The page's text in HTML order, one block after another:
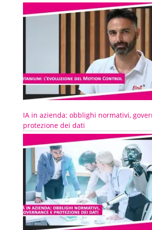
IA in azienda: obblighi normativi,
protezione dei dati